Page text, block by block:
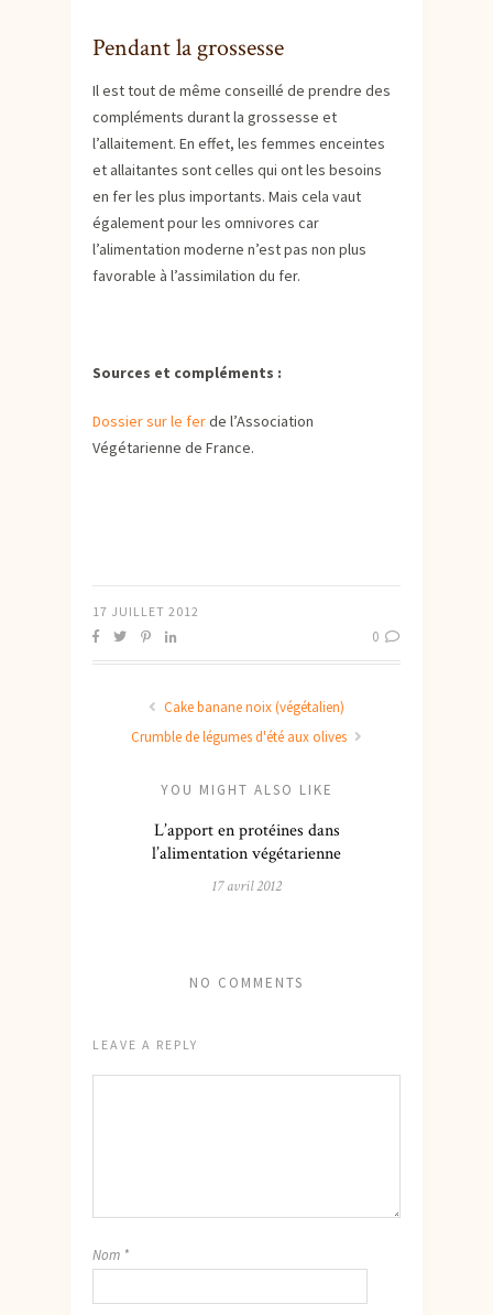
Pendant la grossesse
Il est tout de même conseillé de prendre des
compléments durant la grossesse et
l’allaitement. En effet, les femmes enceintes
et allaitantes sont celles qui ont les besoins
en fer les plus importants. Mais cela vaut
également pour les omnivores car
l’alimentation moderne n’est pas non plus
favorable à l’assimilation du fer.
Sources et compléments :
Dossier sur le ferde l’Association
Végétarienne de France.
17 JUILLET 2012
0
Cake banane noix (végétalien)
Crumble de légumes d'été aux olives
YOU MIGHT ALSO LIKE
L’apport en protéines dans
l’alimentation végétarienne
17 avril 2012
NO COMMENTS
LEAVE A REPLY
Nom *